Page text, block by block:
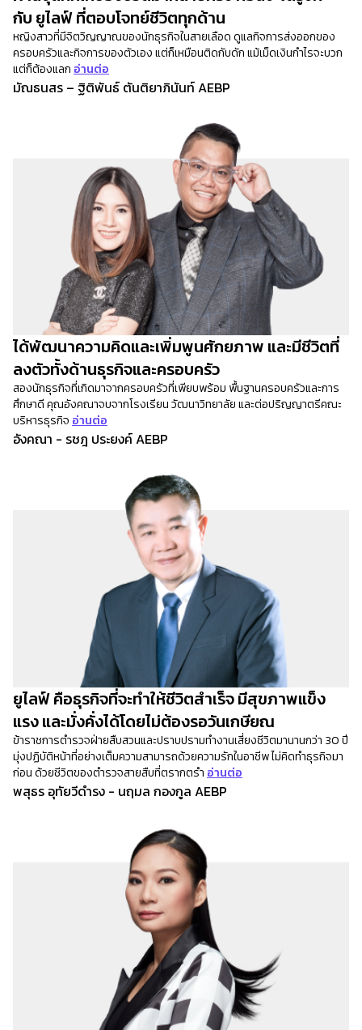
กับ ยูไลฟ์ ที่ตอบโจทย์ชีวิตทุกด้าน
หญิงสาวที่มีจิตวิญญาณของนักธุรกิจในสายเลือด ดูแลกิจการส่งออกของ
ครอบครัวและกิจการของตัวเอง แต่ก็เหมือนติดกับดัก แม้เม็ดเงินกำไรจะบวก
แต่ก็ต้องแลก อ่านต่อ
มัณธนสร – ฐิติพันธ์ ตันติยาภินันท์ AEBP
ได้พัฒนาความคิดและเพิ่มพูนศักยภาพ และมีชีวิตที่
ลงตัวทั้งด้านธุรกิจและครอบครัว
สองนักธุรกิจที่เกิดมาจากครอบครัวที่เพียบพร้อม พื้นฐานครอบครัวและการ
ศึกษาดี คุณอังคณาจบจากโรงเรียน วัฒนาวิทยาลัย และต่อปริญญาตรีคณะ
บริหารธุรกิจอ่านต่อ
อังคณา - รชฎ ประยงค์ AEBP
ยูไลฟ์ คือธุรกิจที่จะทำให้ชีวิตสำเร็จ มีสุขภาพแข็ง
แรง และมั่งคั่งได้โดยไม่ต้องรอวันเกษียณ
ข้าราชการตำรวจฝ่ายสืบสวนและปราบปรามทำงานเสี่ยงชีวิตมานานกว่า 30 ปี
มุ่งปฏิบัติหน้าที่อย่างเต็มความสามารถด้วยความรักในอาชีพ ไม่คิดทำธุรกิจมา
ก่อน ด้วยชีวิตของตำรวจสายสืบที่ตรากตรำอ่านต่อ
พสุธร อุทัยวีดำรง - นฤมล กองกูล AEBP